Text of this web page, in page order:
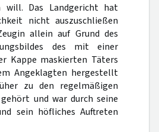
will. Das Landgericht hat
nicht auszuschließen
allein auf Grund des
des mit einer
Kappe maskierten Täters
Angeklagten hergestellt
zu den regelmäßigen
und war durch seine
sein höfliches Auftreten